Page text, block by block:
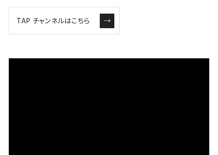
TAP チャンネルはこちら